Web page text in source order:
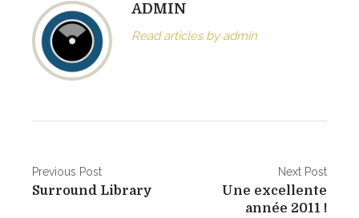
ADMIN
Read articles by admin
N
a
Previous Post
Surround Library
Next Post
Une excellente
année 2011 !